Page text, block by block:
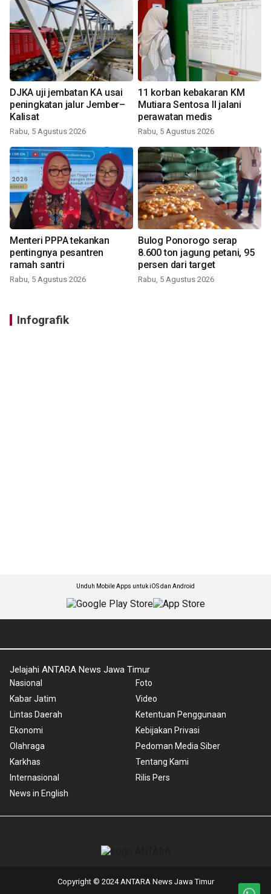
DJKA uji jembatan KA usai
peningkatan jalur Jember–
Kalisat
Rabu, 5 Agustus 2026
11 korban kebakaran KM
Mutiara Sentosa II jalani
perawatan medis
Rabu, 5 Agustus 2026
Menteri PPPA tekankan
pentingnya pesantren
ramah santri
Rabu, 5 Agustus 2026
Bulog Ponorogo serap
8.600 ton jagung petani, 95
persen dari target
Rabu, 5 Agustus 2026
Infografik
Unduh Mobile Apps untuk iOS dan Android
Jelajahi ANTARA News Jawa Timur
Nasional
Kabar Jatim
Lintas Daerah
Ekonomi
Olahraga
Karkhas
Internasional
News in English
Foto
Video
Ketentuan Penggunaan
Kebijakan Privasi
Pedoman Media Siber
Tentang Kami
Rilis Pers
Copyright © 2024 ANTARA News Jawa Timur